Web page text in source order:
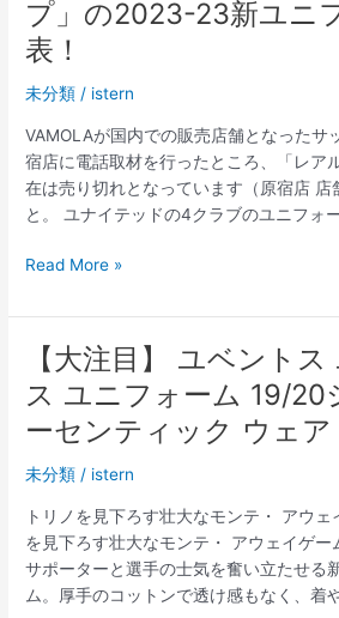
–
Yahoo!
ュ
ー
ス
ユ
ニ
フ
ォ
ム
＆
ウ
ェ
特
JUVENTUS
プ」の2023-23新ユニ
表！
未分類 / istern
VAMOLAが国内での販売店舗となったサ
宿店に電話取材を行ったところ、「レア
在は売り切れとなっています（原宿店 店
と。 ユナイテッドの4クラブのユニフォ
ユ
ェ
ス、
「三
ス
ト
ラ
イ
Read More »
【大注目】 ユベントス
ス ユニフォーム 19/20
ーセンティック ウェア
未分類 / istern
トリノを見下ろす壮大なモンテ・ アウェ
を見下ろす壮大なモンテ・ アウェイゲー
サポーターと選手の士気を奮い立たせる
ム。厚手のコットンで透け感もなく、着